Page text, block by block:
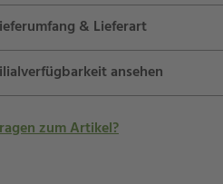
& Lieferart
ansehen
zum Artikel?